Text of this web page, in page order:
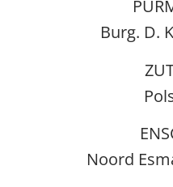
Burg. D.
Noord